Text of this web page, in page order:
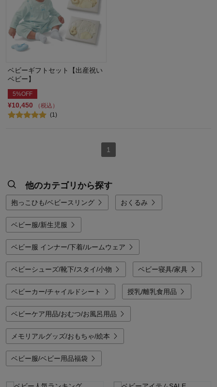
ベビーギフトセット【出産祝い
ベビー】
5%OFF
¥10,450
（税込）
(1)
1
他のカテゴリから探す
抱っこひも/ベビースリング おくるみ
ベビー服/新生児服
ベビー服 インナー/下着/ルームウェア
ベビーシューズ/靴下/スタイ/小物 ベビー寝具/家具
ベビーカー/チャイルドシート 授乳/離乳食用品
ベビーケア用品/おむつ/お風呂用品
メモリアルグッズ/おもちゃ/絵本
ベビー服/ベビー用品福袋